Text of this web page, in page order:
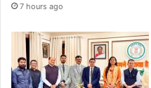
7 hours ago